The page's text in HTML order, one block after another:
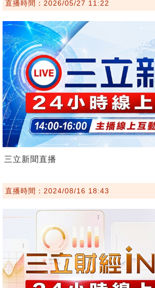
直播時間：2026/05/27 11:22
三立新聞直播
直播時間：2024/08/16 18:43